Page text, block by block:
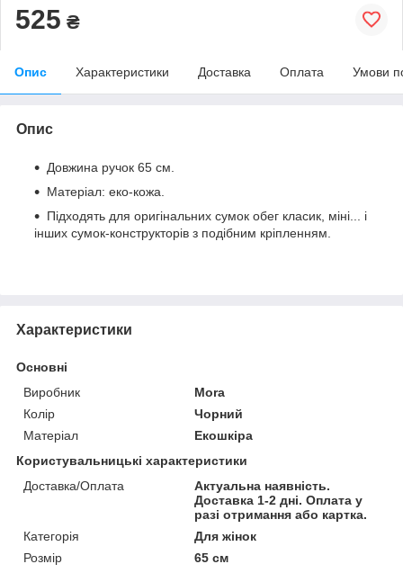
525 ₴
Опис Характеристики Доставка Оплата Умови
Опис
Довжина ручок 65 см.
Матеріал: еко-кожа.
Підходять для оригінальних сумок обег класик, міні... і
інших сумок-конструкторів з подібним кріпленням.
Характеристики
Основні
Виробник
Mora
Колір
Чорний
Матеріал
Екошкіра
Користувальницькі характеристики
Доставка/Оплата
Актуальна наявність.
Доставка 1-2 дні. Оплата у
разі отримання або картка.
Категорія
Для жінок
Розмір
65 см